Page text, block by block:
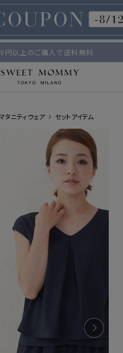
ィウェア・授乳服のスウィートマミー
円以上のご購入で送料無料
祝12時まで のご注文で当日出荷！
タニティウェア セットアイテム